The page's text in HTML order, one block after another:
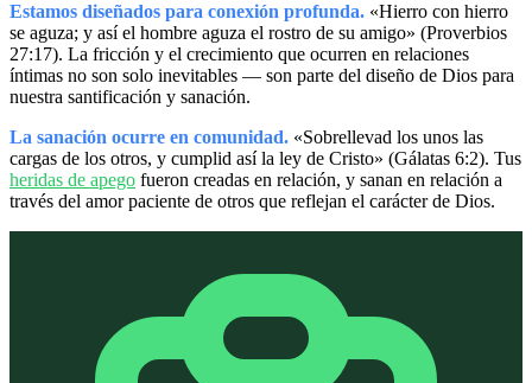
Estamos diseñados para conexión profunda. «Hierro con hierro
se aguza; y así el hombre aguza el rostro de su amigo» (Proverbios
27:17). La fricción y el crecimiento que ocurren en relaciones
íntimas no son solo inevitables — son parte del diseño de Dios para
nuestra santificación y sanación.
La sanación ocurre en comunidad. «Sobrellevad los unos las
cargas de los otros, y cumplid así la ley de Cristo» (Gálatas 6:2). Tus
heridas de apego fueron creadas en relación, y sanan en relación a
través del amor paciente de otros que reflejan el carácter de Dios.